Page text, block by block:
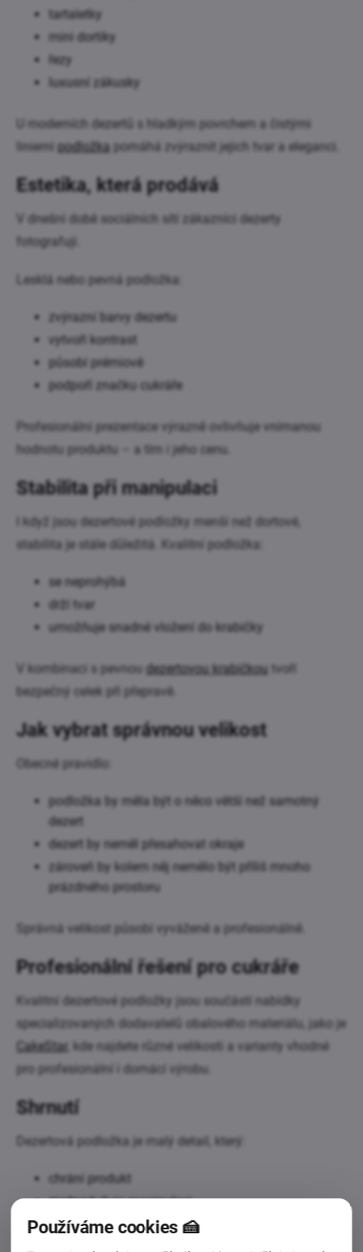
tartaletky
mini dortíky
řezy
luxusní zákusky
U moderních dezertů s hladkým povrchem a čistými
liniemi podložka pomáhá zvýraznit jejich tvar a eleganci.
Estetika, která prodává
V dnešní době sociálních sítí zákazníci dezerty
fotografují.
Lesklá nebo pevná podložka:
zvýrazní barvy dezertu
vytvoří kontrast
působí prémiově
podpoří značku cukráře
Profesionální prezentace výrazně ovlivňuje vnímanou
hodnotu produktu – a tím i jeho cenu.
Stabilita při manipulaci
I když jsou dezertové podložky menší než dortové,
stabilita je stále důležitá. Kvalitní podložka:
se neprohýbá
drží tvar
umožňuje snadné vložení do krabičky
V kombinaci s pevnou dezertovou krabičkou tvoří
bezpečný celek při přepravě.
Jak vybrat správnou velikost
Obecné pravidlo:
podložka by měla být o něco větší než samotný
dezert
dezert by neměl přesahovat okraje
zároveň by kolem něj nemělo být příliš mnoho
prázdného prostoru
Správná velikost působí vyváženě a profesionálně.
Profesionální řešení pro cukráře
Kvalitní dezertové podložky jsou součástí nabídky
specializovaných dodavatelů obalového materiálu, jako je
CakeStar, kde najdete různé velikosti a varianty vhodné
pro profesionální i domácí výrobu.
Shrnutí
Dezertová podložka je malý detail, který:
chrání produkt
zjednodušuje manipulaci
zvyšuje estetiku
Používáme cookies 🍰